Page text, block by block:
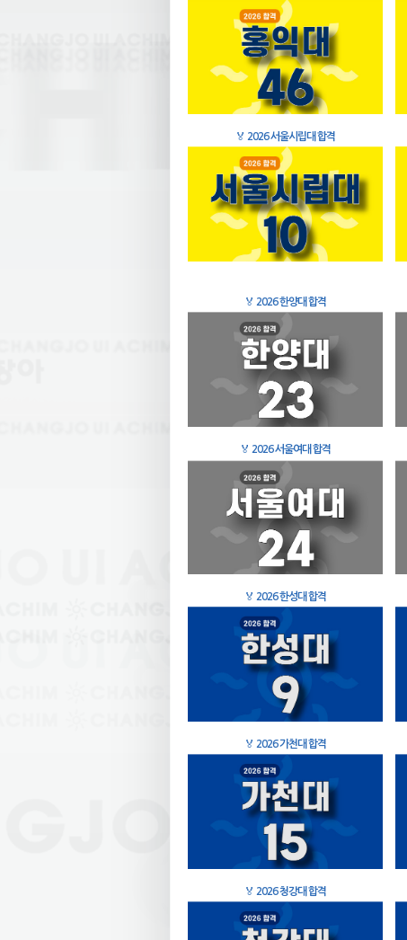
🏅 2026 서울시립대 합격
🏅 2026 한양대 합격
🏅 2026 서울여대 합격
🏅 2026 한성대 합격
🏅 2026 가천대 합격
🏅 2026 청강대 합격